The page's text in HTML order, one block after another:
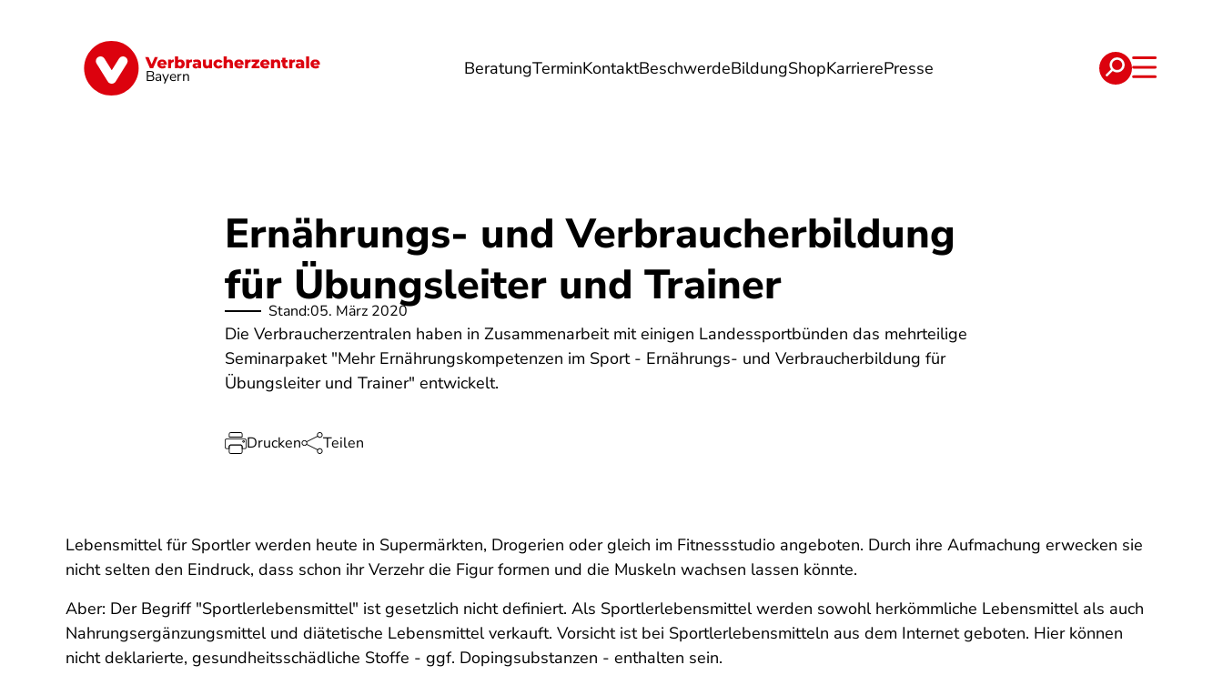
Bayern BeratungTerminKontaktBeschwerdeBildungShopKarrierePresse
Finanzen Digitales Lebensmittel Umwelt Gesundheit Energie Reise Verträge
Ernährungs- und Verbraucherbildung
für Übungsleiter und Trainer
Stand:05. März 2020
Die Verbraucherzentralen haben in Zusammenarbeit mit einigen Landessportbünden das mehrteilige
Seminarpaket "Mehr Ernährungskompetenzen im Sport - Ernährungs- und Verbraucherbildung für
Übungsleiter und Trainer" entwickelt.
Drucken Teilen
Lebensmittel für Sportler werden heute in Supermärkten, Drogerien oder gleich im Fitnessstudio angeboten. Durch ihre Aufmachung erwecken sie
nicht selten den Eindruck, dass schon ihr Verzehr die Figur formen und die Muskeln wachsen lassen könnte.
Aber: Der Begriff "Sportlerlebensmittel" ist gesetzlich nicht definiert. Als Sportlerlebensmittel werden sowohl herkömmliche Lebensmittel als auch
Nahrungsergänzungsmittel und diätetische Lebensmittel verkauft. Vorsicht ist bei Sportlerlebensmitteln aus dem Internet geboten. Hier können
nicht deklarierte, gesundheitsschädliche Stoffe - ggf. Dopingsubstanzen - enthalten sein.